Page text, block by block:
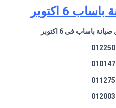
6 اكتوبر
باساب فى 6 اكتوبر